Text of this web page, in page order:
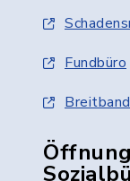
Fundbüro
Breitband